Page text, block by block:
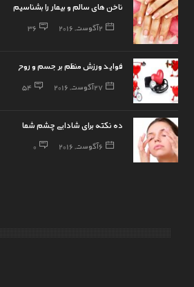
ناخن های سالم و بیمار را بشناسیم
2 آگوست, 2016 36
فواید ورزش منظم بر جسم و روح
27 آگوست, 2016 54
ده نکته برای شادابی چشم شما
6 آگوست, 2016 0